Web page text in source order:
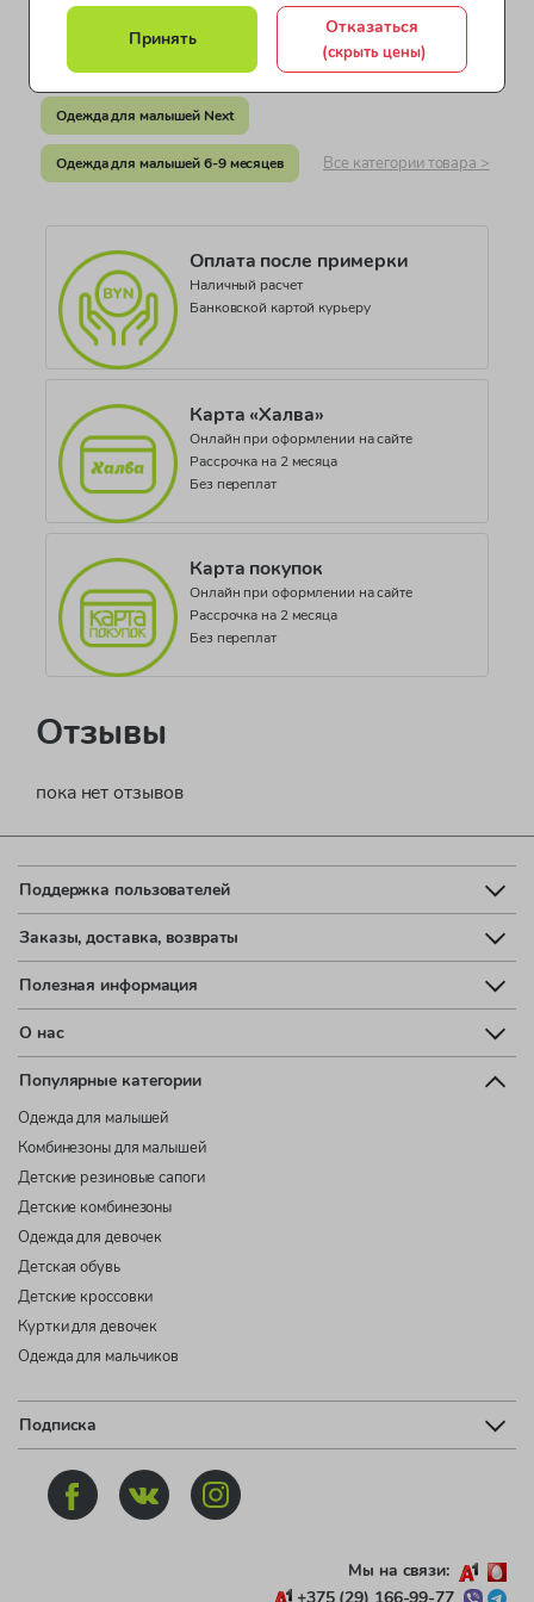
Бангладеш
Документ о соответствии
Коллекция
Misc YOUNGER GIRLS
Одежда для девочек от 3 до 4 лет
Одежда для девочек от 5 до 7 лет
Одежда для малышей Next
Одежда для малышей 6-9 месяцев Все категории товара >
Оплата после примерки
Наличный расчет
Банковской картой курьеру
Карта «Халва»
Онлайн при оформлении на сайте
Рассрочка на 2 месяца
Без переплат
Карта покупок
Онлайн при оформлении на сайте
Рассрочка на 2 месяца
Без переплат
Отзывы
пока нет отзывов
Поддержка пользователей
Заказы, доставка, возвраты
Полезная информация
О нас
Популярные категории
Одежда для малышей
Комбинезоны для малышей
Детские резиновые сапоги
Детские комбинезоны
Одежда для девочек
Детская обувь
Детские кроссовки
Куртки для девочек
Одежда для мальчиков
Подписка
Мы на связи:
Принять
Отказаться
(скрыть цены)